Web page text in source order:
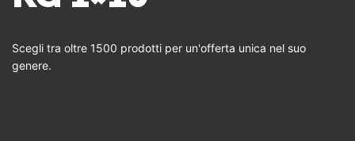
Scegli tra oltre 1500 prodotti per un'offerta unica nel suo
genere.